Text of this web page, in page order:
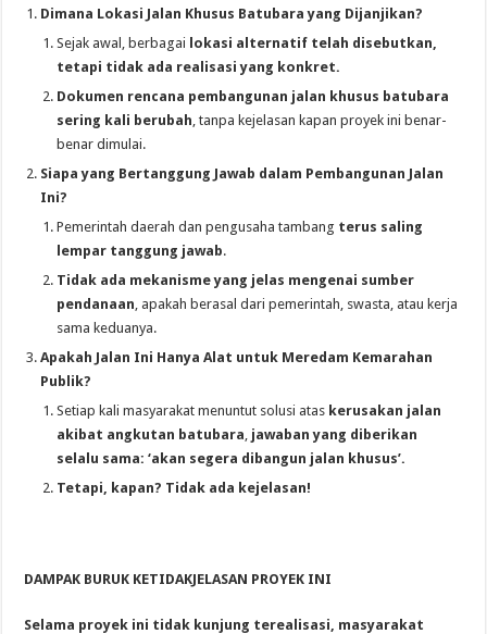
Dimana Lokasi Jalan Khusus Batubara yang Dijanjikan?
Sejak awal, berbagai lokasi alternatif telah disebutkan,
tetapi tidak ada realisasi yang konkret.
Dokumen rencana pembangunan jalan khusus batubara
sering kali berubah, tanpa kejelasan kapan proyek ini benar-
benar dimulai.
Siapa yang Bertanggung Jawab dalam Pembangunan Jalan
Ini?
Pemerintah daerah dan pengusaha tambang terus saling
lempar tanggung jawab.
Tidak ada mekanisme yang jelas mengenai sumber
pendanaan, apakah berasal dari pemerintah, swasta, atau kerja
sama keduanya.
Apakah Jalan Ini Hanya Alat untuk Meredam Kemarahan
Publik?
Setiap kali masyarakat menuntut solusi atas kerusakan jalan
akibat angkutan batubara, jawaban yang diberikan
selalu sama: ‘akan segera dibangun jalan khusus’.
Tetapi, kapan? Tidak ada kejelasan!
DAMPAK BURUK KETIDAKJELASAN PROYEK INI
Selama proyek ini tidak kunjung terealisasi, masyarakat